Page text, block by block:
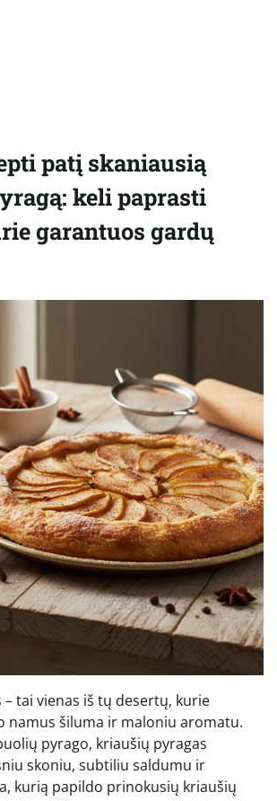
patį skaniausią
keli paprasti
garantuos gardų
– tai vienas iš tų desertų, kurie
namus šiluma ir maloniu aromatu.
pyrago, kriaušių pyragas
skoniu, subtiliu saldumu ir
kurią papildo prinokusių kriaušių